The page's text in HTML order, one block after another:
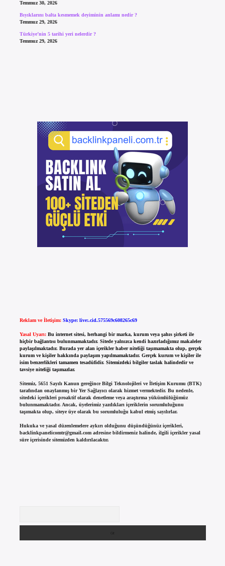
Temmuz 30, 2026
Bıyıklarını balta kesmemek deyiminin anlamı nedir ?
Temmuz 29, 2026
Türkiye’nin 5 tarihi yeri nelerdir ?
Temmuz 29, 2026
Reklam ve İletişim: Skype: live:.cid.575569c608265c69
Yasal Uyarı: Bu internet sitesi, herhangi bir marka, kurum veya şahıs şirketi ile
hiçbir bağlantısı bulunmamaktadır. Sitede yalnızca kendi hazırladığımız makaleler
paylaşılmaktadır. Burada yer alan içerikler haber niteliği taşımamakta olup, gerçek
kurum ve kişiler hakkında paylaşım yapılmamaktadır. Gerçek kurum ve kişiler ile
isim benzerlikleri tamamen tesadüfidir. Sitemizdeki bilgiler taslak halindedir ve
tavsiye niteliği taşımazlar.
Sitemiz, 5651 Sayılı Kanun gereğince Bilgi Teknolojileri ve İletişim Kurumu (BTK)
tarafından onaylanmış bir Yer Sağlayıcı olarak hizmet vermektedir. Bu nedenle,
sitedeki içerikleri proaktif olarak denetleme veya araştırma yükümlülüğümüz
bulunmamaktadır. Ancak, üyelerimiz yazdıkları içeriklerin sorumluluğunu
taşımakta olup, siteye üye olarak bu sorumluluğu kabul etmiş sayılırlar.
Hukuka ve yasal düzenlemelere aykırı olduğunu düşündüğünüz içerikleri,
backlinkpanelicomtr@gmail.comadresine bildirmeniz halinde, ilgili içerikler yasal
süre içerisinde sitemizden kaldırılacaktır.